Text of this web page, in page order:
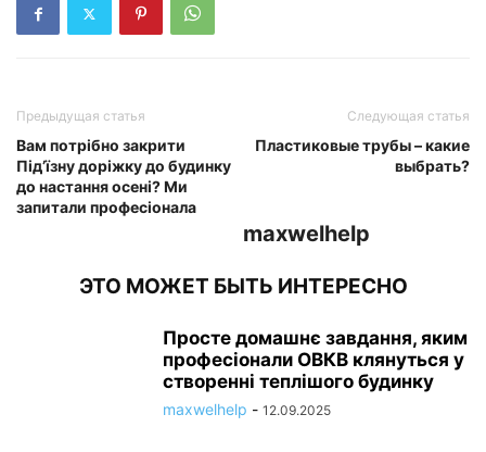
Предыдущая статья
Вам потрібно закрити
Під’їзну доріжку до будинку
до настання осені? Ми
запитали професіонала
Следующая статья
Пластиковые трубы – какие
выбрать?
maxwelhelp
ЭТО МОЖЕТ БЫТЬ ИНТЕРЕСНО
Просте домашнє завдання, яким
професіонали ОВКВ клянуться у
створенні теплішого будинку
maxwelhelp - 12.09.2025